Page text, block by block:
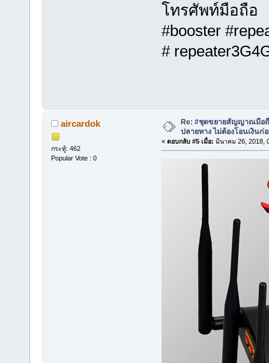
โทรศัพท์มือถือ
#booster
#
aircardok
กระทู้: 462
Popular Vote : 0
Re: #ชุดขยายสัญญาณมือถื
ปลายทาง ไม่ต้องโอนเงินก่
« ตอบกลับ #5 เมื่อ: มีนาคม 26, 2018,